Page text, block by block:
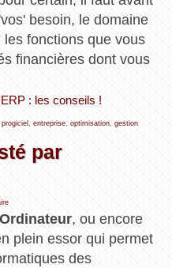
besoin, le domaine
fonctions que vous
financières dont vous
: les conseils !
progiciel , entreprise, optimisation, gestion
par
, ou encore
plein essor qui permet
des